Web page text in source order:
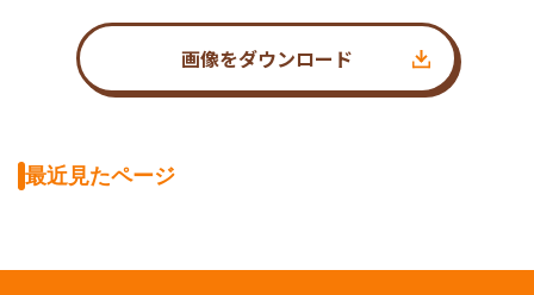
画像をダウンロード
最近見たページ